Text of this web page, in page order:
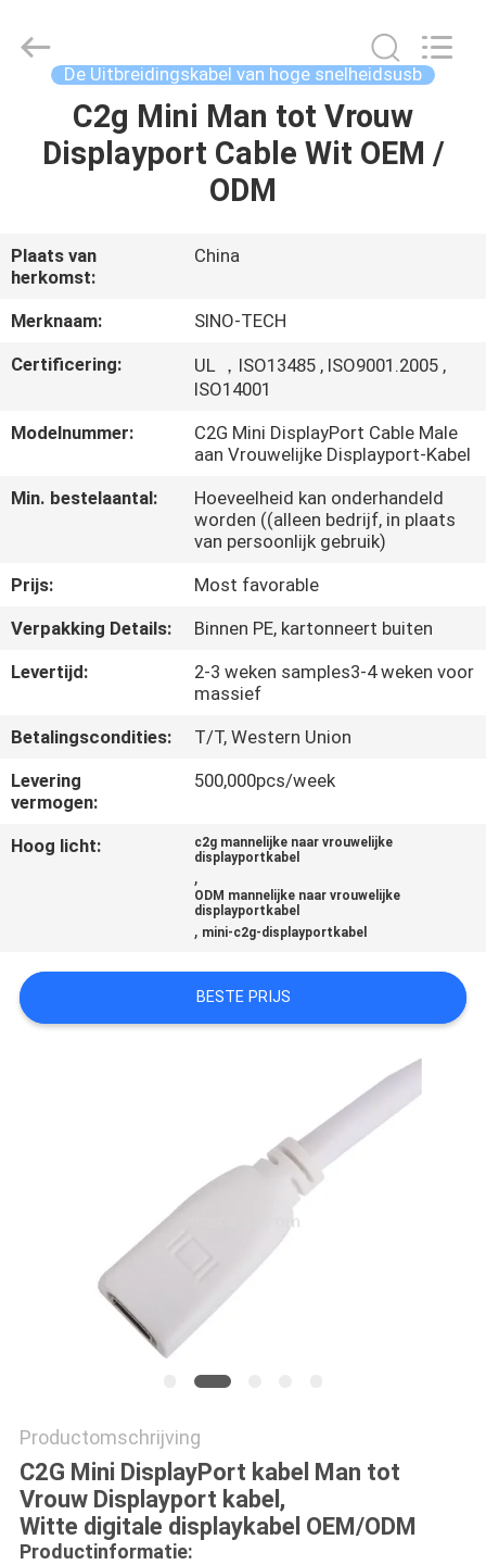
VIDEO'S
OVER
ONS
FABRIEKSTOUR
KWALITEITSCONTROLE
NEEM
CONTACT
MET
ONS
NIEUWS
GEVALLEN
EEN
OFFERTE
Technology
De Uitbreidingskabel van hoge snelheidsusb
C2g Mini Man tot Vrouw
Displayport Cable Wit OEM /
ODM
Plaats van
herkomst:
China
Merknaam:
SINO-TECH
Certificering:
UL ，ISO13485 , ISO9001.2005 ,
ISO14001
Modelnummer:
C2G Mini DisplayPort Cable Male
aan Vrouwelijke Displayport-Kabel
Min. bestelaantal:
Hoeveelheid kan onderhandeld
worden ((alleen bedrijf, in plaats
van persoonlijk gebruik)
Prijs:
Most favorable
Verpakking Details:
Binnen PE, kartonneert buiten
Levertijd:
2-3 weken samples3-4 weken voor
massief
Betalingscondities:
T/T, Western Union
Levering
vermogen:
500,000pcs/week
Hoog licht:
c2g mannelijke naar vrouwelijke
displayportkabel
,
ODM mannelijke naar vrouwelijke
displayportkabel
, mini-c2g-displayportkabel
BESTE PRIJS
Productomschrijving
C2G Mini DisplayPort kabel Man tot
Vrouw Displayport kabel,
Witte digitale displaykabel OEM/ODM
Productinformatie: